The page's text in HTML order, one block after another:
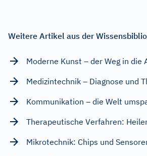
Weitere Artikel aus der
Moderne Kunst – der Weg in die
Medizintechnik – Diagnose und
Kommunikation – die Welt
Therapeutische Verfahren:
Mikrotechnik: Chips und